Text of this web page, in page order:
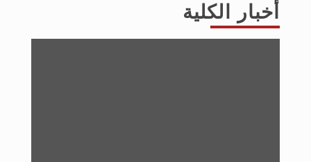
أخبار الكلية